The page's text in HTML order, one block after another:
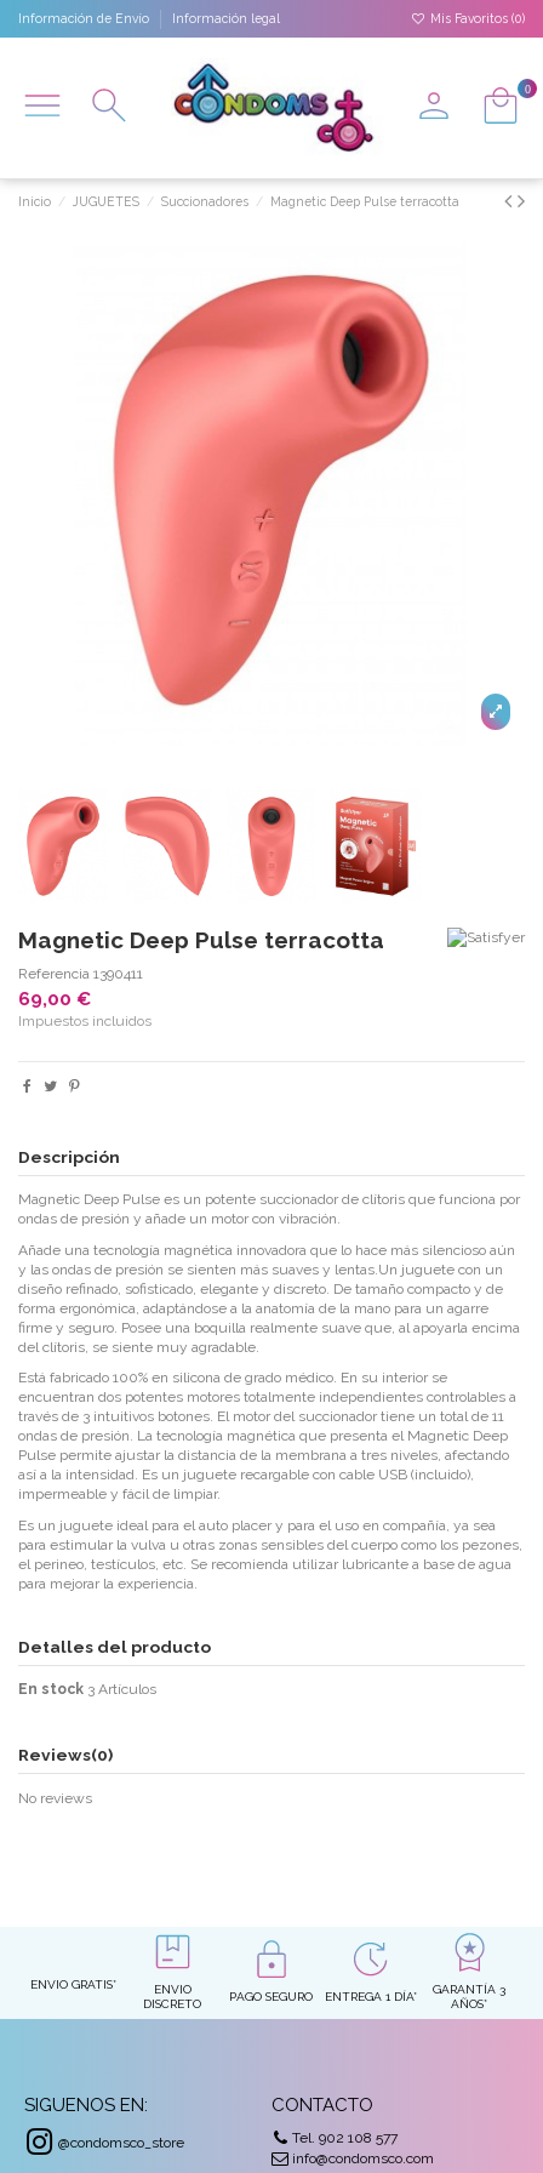
Información de Envío Información legal Mis Favoritos (0)
0
Inicio JUGUETES Succionadores Magnetic Deep Pulse terracotta
Magnetic Deep Pulse terracotta
Referencia 1390411
69,00 €
Impuestos incluidos
Descripción
Magnetic Deep Pulse es un potente succionador de clítoris que funciona por
ondas de presión y añade un motor con vibración.
Añade una tecnología magnética innovadora que lo hace más silencioso aún
y las ondas de presión se sienten más suaves y lentas.Un juguete con un
diseño refinado, sofisticado, elegante y discreto. De tamaño compacto y de
forma ergonómica, adaptándose a la anatomía de la mano para un agarre
firme y seguro. Posee una boquilla realmente suave que, al apoyarla encima
del clítoris, se siente muy agradable.
Está fabricado 100% en silicona de grado médico. En su interior se
encuentran dos potentes motores totalmente independientes controlables a
través de 3 intuitivos botones. El motor del succionador tiene un total de 11
ondas de presión. La tecnología magnética que presenta el Magnetic Deep
Pulse permite ajustar la distancia de la membrana a tres niveles, afectando
así a la intensidad. Es un juguete recargable con cable USB (incluido),
impermeable y fácil de limpiar.
Es un juguete ideal para el auto placer y para el uso en compañía, ya sea
para estimular la vulva u otras zonas sensibles del cuerpo como los pezones,
el perineo, testículos, etc. Se recomienda utilizar lubricante a base de agua
para mejorar la experiencia.
Detalles del producto
En stock 3 Artículos
Reviews(0)
No reviews
ENVIO GRATIS*
ENVIO
DISCRETO
PAGO SEGURO ENTREGA 1 DÍA*
GARANTÍA 3
AÑOS*
SIGUENOS EN:
@condomsco_store
CONTACTO
Tel. 902 108 577
info@condomsco.com